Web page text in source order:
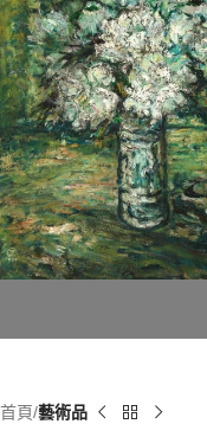
首頁 藝術品